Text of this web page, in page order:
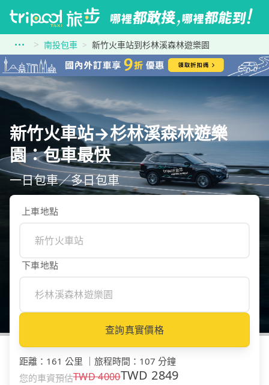
南投包車 新竹火車站到杉林溪森林遊樂園
新竹火車站→杉林溪森林遊樂
園：包車最快
一日包車／多日包車
上車地點
下車地點
查詢真實價格
距離 ： 161 公里 旅程時間 ： 107 分鐘
您的車資預估TWD4000TWD 2849